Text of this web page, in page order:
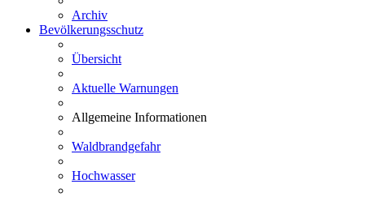
Archiv
Bevölkerungsschutz
Übersicht
Aktuelle Warnungen
Allgemeine Informationen
Waldbrandgefahr
Hochwasser